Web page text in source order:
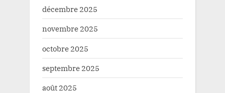
décembre 2025
novembre 2025
octobre 2025
septembre 2025
août 2025